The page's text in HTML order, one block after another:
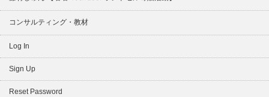
コンサルティング・教材
Log In
Sign Up
Reset Password